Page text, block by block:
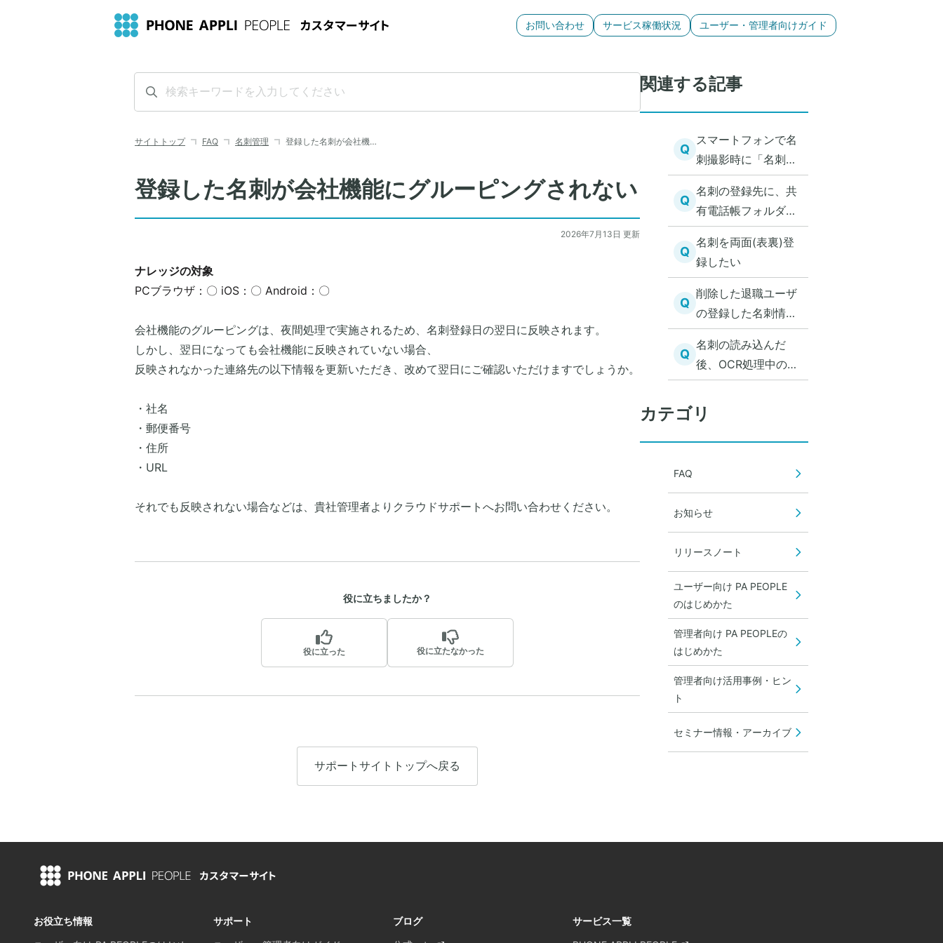
お問い合わせ サービス稼働状況 ユーザー・管理者向けガイド
サイトトップ FAQ 名刺管理 登録した名刺が会社機…
登録した名刺が会社機能にグルーピングされない
2026年7月13日 更新
ナレッジの対象
PCブラウザ：〇 iOS：〇 Android：〇
会社機能のグルーピングは、夜間処理で実施されるため、名刺登録日の翌日に反映されます。
しかし、翌日になっても会社機能に反映されていない場合、
反映されなかった連絡先の以下情報を更新いただき、改めて翌日にご確認いただけますでしょうか。
​・社名
・郵便番号
・住所
・URL
​それでも反映されない場合などは、貴社管理者よりクラウドサポートへお問い合わせください。​
役に立ちましたか？
役に立った 役に立たなかった
サポートサイトトップへ戻る
関連する記事
Q
スマートフォンで名
刺撮影時に「名刺自
動検出」が有効にな
っていると撮影でき
ない
Q
名刺の登録先に、共
有電話帳フォルダが
表示されない
Q
名刺を両面(表裏)登
録したい
Q
削除した退職ユーザ
の登録した名刺情報
は消えてしまうのか
Q
名刺の読み込んだ
後、OCR処理中のま
ま進まない
カテゴリ
FAQ
お知らせ
リリースノート
ユーザー向け PA PEOPLE
のはじめかた
管理者向け PA PEOPLEの
はじめかた
管理者向け活用事例・ヒン
ト
セミナー情報・アーカイブ
お役立ち情報
サポート
ブログ
サービス一覧